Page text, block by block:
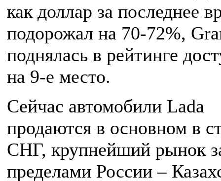
как доллар за последнее
подорожал на 70-72%,
поднялась в рейтинге
на 9-е место.
Сейчас автомобили Lada
продаются в основном в
СНГ, крупнейший рынок
пределами России –